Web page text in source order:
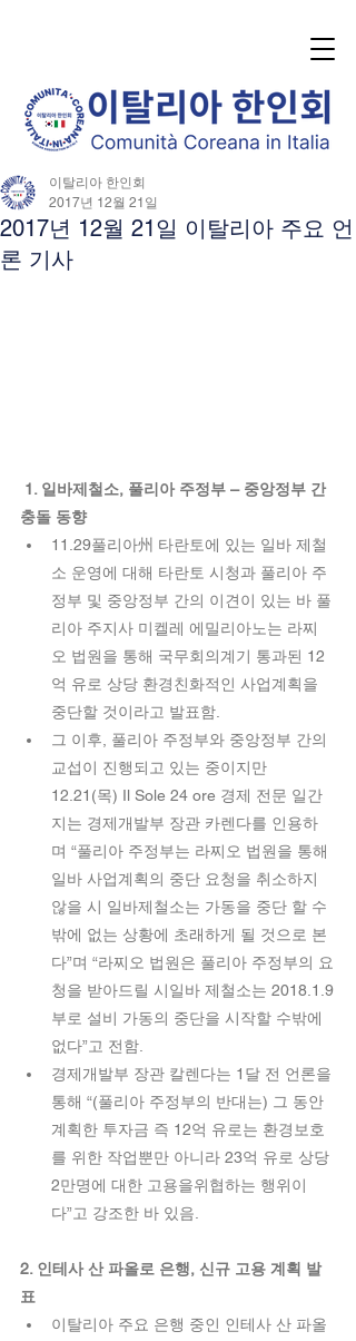
2017년 12월 21일 이탈리아 주요 언
론 기사
이탈리아 한인회
2017년 12월 21일
1. 일바제철소, 풀리아 주정부 – 중앙정부 간
충돌 동향
11.29풀리아州 타란토에 있는 일바 제철
소 운영에 대해 타란토 시청과 풀리아 주
정부 및 중앙정부 간의 이견이 있는 바 풀
리아 주지사 미켈레 에밀리아노는 라찌
오 법원을 통해 국무회의계기 통과된 12
억 유로 상당 환경친화적인 사업계획을
중단할 것이라고 발표함.
그 이후, 풀리아 주정부와 중앙정부 간의
교섭이 진행되고 있는 중이지만
12.21(목) Il Sole 24 ore 경제 전문 일간
지는 경제개발부 장관 카렌다를 인용하
며 “풀리아 주정부는 라찌오 법원을 통해
일바 사업계획의 중단 요청을 취소하지
않을 시 일바제철소는 가동을 중단 할 수
밖에 없는 상황에 초래하게 될 것으로 본
다”며 “라찌오 법원은 풀리아 주정부의 요
청을 받아드릴 시일바 제철소는 2018.1.9
부로 설비 가동의 중단을 시작할 수밖에
없다”고 전함.
경제개발부 장관 칼렌다는 1달 전 언론을
통해 “(풀리아 주정부의 반대는) 그 동안
계획한 투자금 즉 12억 유로는 환경보호
를 위한 작업뿐만 아니라 23억 유로 상당
2만명에 대한 고용을위협하는 행위이
다”고 강조한 바 있음.
2. 인테사 산 파올로 은행, 신규 고용 계획 발
표
이탈리아 주요 은행 중인 인테사 산 파올